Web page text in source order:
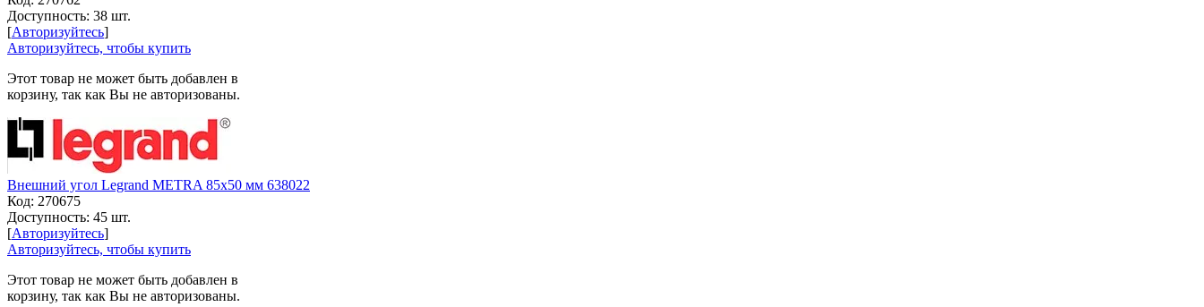
Доступность: 38 шт.
[Авторизуйтесь]
Авторизуйтесь, чтобы купить
Этот товар не может быть добавлен в
корзину, так как Вы не авторизованы.
Внешний угол Legrand METRA 85x50 мм 638022
Код: 270675
Доступность: 45 шт.
[Авторизуйтесь]
Авторизуйтесь, чтобы купить
Этот товар не может быть добавлен в
корзину, так как Вы не авторизованы.